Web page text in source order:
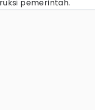
pemerintah.